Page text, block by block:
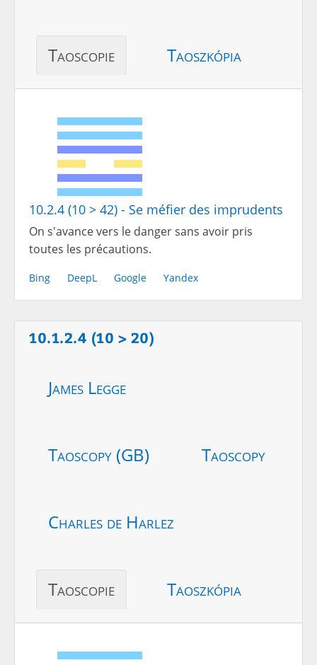
Taoscopie Taoszkópia
10.2.4 (10 > 42) - Se méfier des imprudents
On s'avance vers le danger sans avoir pris
toutes les précautions.
Bing DeepL Google Yandex
10.1.2.4 (10 > 20)
James Legge
Taoscopy (GB) Taoscopy
Charles de Harlez
Taoscopie Taoszkópia